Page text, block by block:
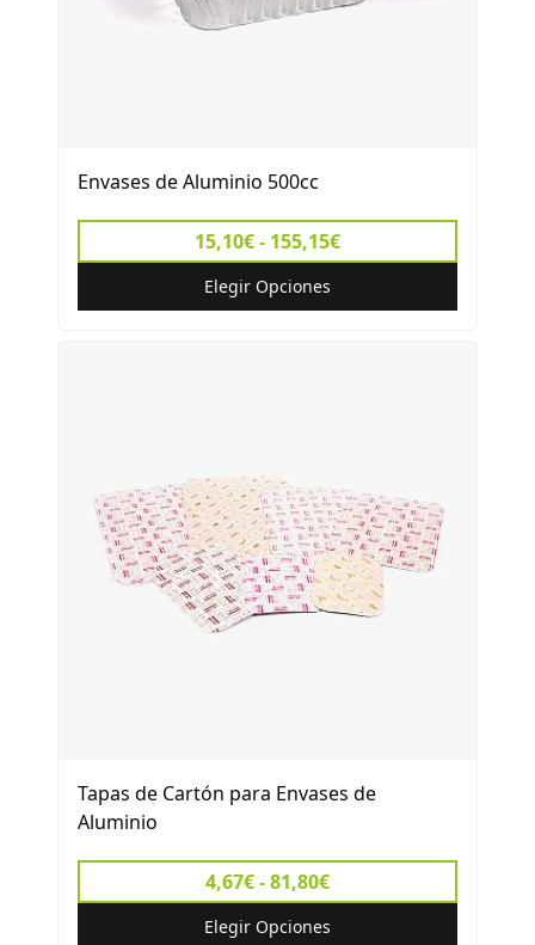
Envases de Aluminio 500cc
15,10€ - 155,15€
Elegir Opciones
Tapas de Cartón para Envases de
Aluminio
4,67€ - 81,80€
Elegir Opciones